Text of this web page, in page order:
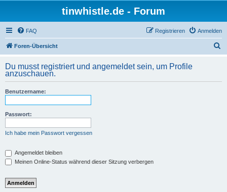
tinwhistle.de - Forum
FAQ Anmelden
Registrieren
Foren-Übersicht
h
Du musst registriert und angemeldet sein, um Profile
anzuschauen.
Benutzername:
Passwort:
Ich habe mein Passwort vergessen
Angemeldet bleiben
Meinen Online-Status während dieser Sitzung verbergen